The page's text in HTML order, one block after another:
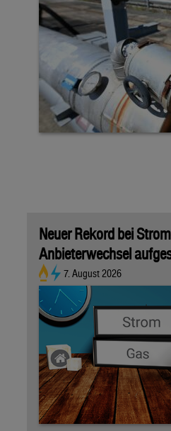
Neuer Rekord bei
Anbieterwechsel
7. August 2026